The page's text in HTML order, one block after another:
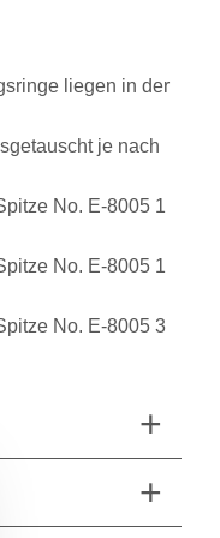
liegen in der
je nach
No. E-8005 1
No. E-8005 1
No. E-8005 3